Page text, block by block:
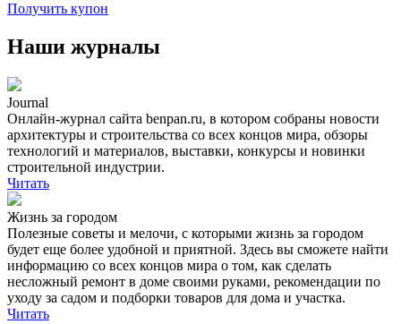
Получить купон
Наши журналы
Journal
Онлайн-журнал сайта benpаn.ru, в котором собраны новости
архитектуры и строительства со всех концов мира, обзоры
технологий и материалов, выставки, конкурсы и новинки
строительной индустрии.
Читать
Жизнь за городом
Полезные советы и мелочи, с которыми жизнь за городом
будет еще более удобной и приятной. Здесь вы сможете найти
информацию со всех концов мира о том, как сделать
несложный ремонт в доме своими руками, рекомендации по
уходу за садом и подборки товаров для дома и участка.
Читать